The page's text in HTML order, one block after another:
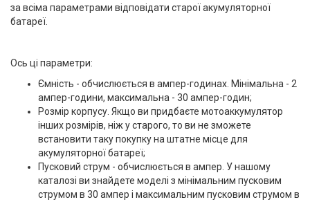
за всіма параметрами відповідати старої акумуляторної
батареї.
Ось ці параметри:
Ємність - обчислюється в ампер-годинах. Мінімальна - 2
ампер-години, максимальна - 30 ампер-годин;
Розмір корпусу. Якщо ви придбаєте мотоаккумулятор
інших розмірів, ніж у старого, то ви не зможете
встановити таку покупку на штатне місце для
акумуляторної батареї;
Пусковий струм - обчислюється в ампер. У нашому
каталозі ви знайдете моделі з мінімальним пусковим
струмом в 30 ампер і максимальним пусковим струмом в